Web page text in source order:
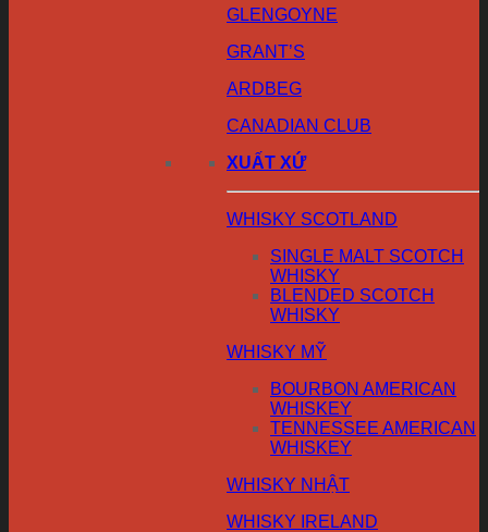
GLENGOYNE
GRANT’S
ARDBEG
CANADIAN CLUB
XUẤT XỨ
WHISKY SCOTLAND
SINGLE MALT SCOTCH
WHISKY
BLENDED SCOTCH
WHISKY
WHISKY MỸ
BOURBON AMERICAN
WHISKEY
TENNESSEE AMERICAN
WHISKEY
WHISKY NHẬT
WHISKY IRELAND